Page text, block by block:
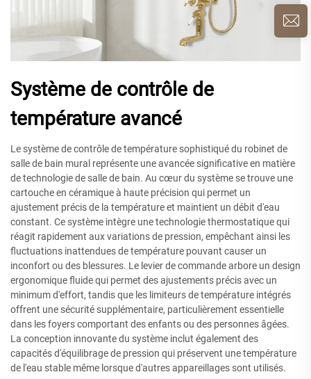
Système de contrôle de
température avancé
Le système de contrôle de température sophistiqué du robinet de
salle de bain mural représente une avancée significative en matière
de technologie de salle de bain. Au cœur du système se trouve une
cartouche en céramique à haute précision qui permet un
ajustement précis de la température et maintient un débit d'eau
constant. Ce système intègre une technologie thermostatique qui
réagit rapidement aux variations de pression, empêchant ainsi les
fluctuations inattendues de température pouvant causer un
inconfort ou des blessures. Le levier de commande arbore un design
ergonomique fluide qui permet des ajustements précis avec un
minimum d'effort, tandis que les limiteurs de température intégrés
offrent une sécurité supplémentaire, particulièrement essentielle
dans les foyers comportant des enfants ou des personnes âgées.
La conception innovante du système inclut également des
capacités d'équilibrage de pression qui préservent une température
de l'eau stable même lorsque d'autres appareillages sont utilisés.